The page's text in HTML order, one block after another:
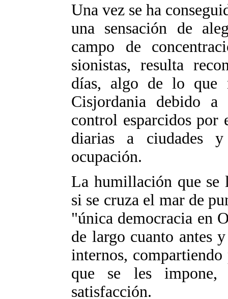
Una vez se ha
una sensación de
campo de
sionistas, resulta
días, algo de lo que
Cisjordania debido
control esparcidos
diarias a ciudades
ocupación.
La humillación que se
si se cruza el mar de
"única democracia en
de largo cuanto antes
internos,
que se les impone,
satisfacción.